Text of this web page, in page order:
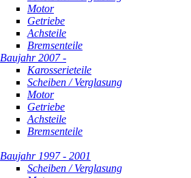
Motor
Getriebe
Achsteile
Bremsenteile
Baujahr 2007 -
Karosserieteile
Scheiben / Verglasung
Motor
Getriebe
Achsteile
Bremsenteile
Baujahr 1997 - 2001
Scheiben / Verglasung